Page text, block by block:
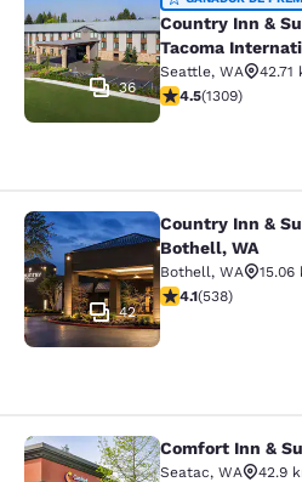
Country Inn &
36
Country Inn &
Tacoma
Seattle, WA
42.71
Calificación de 4.45
4.5(1309)
Country Inn &
42
Country Inn &
Bothell, WA
Bothell, WA
15.06
Calificación de 4.09
4.1(538)
Comfort Inn &
Comfort Inn &
Seatac, WA
42.9